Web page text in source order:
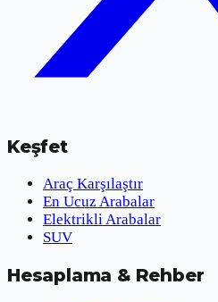
Keşfet
Araç Karşılaştır
En Ucuz Arabalar
Elektrikli Arabalar
SUV
Hesaplama & Rehber